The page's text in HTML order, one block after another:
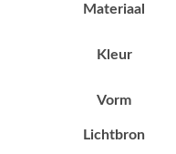
Materiaal
Kleur
Vorm
Lichtbron